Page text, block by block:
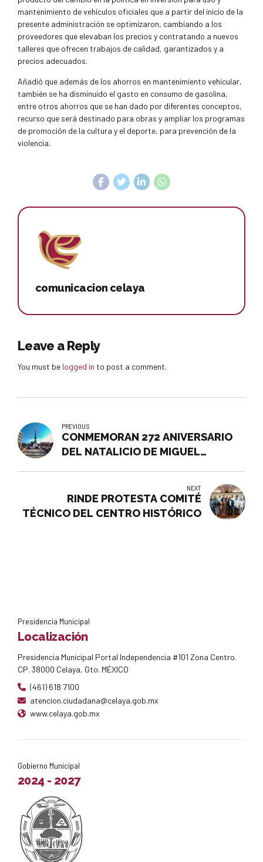
mantenimiento de vehículos oficiales que a partir del inicio de la
presente administración se optimizaron, cambiando a los
proveedores que elevaban los precios y contratando a nuevos
talleres que ofrecen trabajos de calidad, garantizados y a
precios adecuados.
Añadió que además de los ahorros en mantenimiento vehicular,
también se ha disminuido el gasto en consumo de gasolina,
entre otros ahorros que se han dado por diferentes conceptos,
recurso que será destinado para obras y ampliar los programas
de promoción de la cultura y el deporte, para prevención de la
violencia.
comunicacion celaya
Leave a Reply
You must be logged in to post a comment.
PREVIOUS
CONMEMORAN 272 ANIVERSARIO
DEL NATALICIO DE MIGUEL
NEXT
RINDE PROTESTA COMITÉ
TÉCNICO DEL CENTRO HISTÓRICO
Presidencia Municipal
Localización
Presidencia Municipal Portal Independencia #101 Zona Centro.
CP. 38000 Celaya, Gto. MÉXICO
(461) 618 7100
atencion.ciudadana@celaya.gob.mx
www.celaya.gob.mx
Gobierno Municipal
2024 - 2027